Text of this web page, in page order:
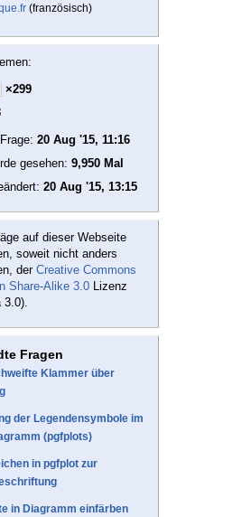
(französisch)
×299
20 Aug '15, 11:16
gesehen: 9,950 Mal
20 Aug '15, 13:15
auf dieser Webseite
soweit nicht anders
der Creative Commons
Share-Alike 3.0 Lizenz
3.0).
Fragen
Klammer über
der Legendensymbole im
(pgfplots)
in pgfplot zur
in Diagramm einfärben